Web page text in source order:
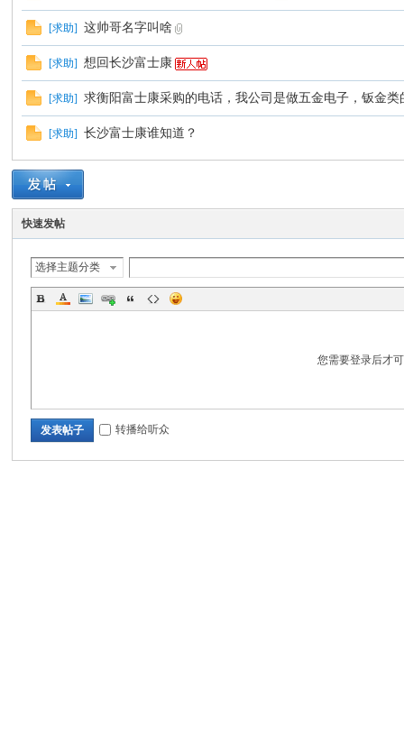
人
[求助] 这帅哥名字叫啥
[求助] 想回长沙富士康
[求助] 求衡阳富士康采购的电话，我公司是做五金电子，钣金
[求助] 长沙富士康谁知道？
快速发帖
选择主题分类
您需要登录后才
发表帖子 转播给听众